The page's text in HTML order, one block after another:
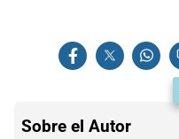
Sobre el Autor